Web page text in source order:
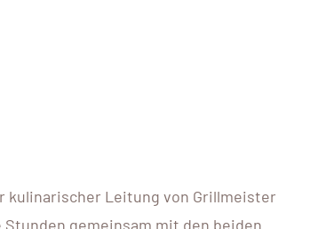
kulinarischer Leitung von Grillmeister
gemeinsam mit den beiden